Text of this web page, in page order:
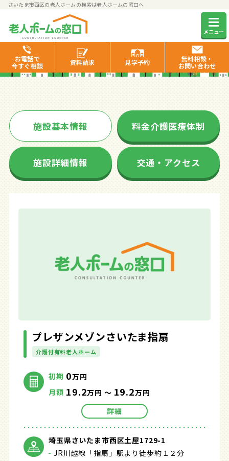
さいたま市西区の老人ホームの検索は老人ホームの窓口へ
メニュー
お電話で
今すぐ相談
資料請求 見学予約
無料相談・
お問い合わせ
プレザンメゾンさいたま指扇
施設基本情報 料金介護医療体制
施設詳細情報 交通・アクセス
プレザンメゾンさいたま指扇
介護付有料老人ホーム
初期 0万円
月額 19.2万円 ～ 19.2万円
詳細
埼玉県さいたま市西区土屋1729-1
JR川越線「指扇」駅より徒歩約１２分